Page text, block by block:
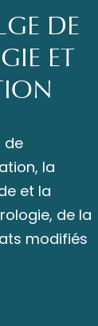
DE
ET
de
la
et la
de la
modifiés